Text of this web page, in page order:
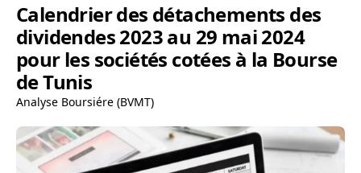
Calendrier des détachements des
dividendes 2023 au 29 mai 2024
pour les sociétés cotées à la Bourse
de Tunis
Analyse Boursiére (BVMT)